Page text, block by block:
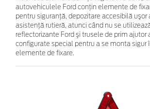
autovehiculele Ford conţin elemente de
pentru siguranţă, depozitare accesibilă uşor
asistenţă rutieră, atunci când nu se
reflectorizante Ford şi trusele de prim ajutor
configurate special pentru a se monta sigur
elemente de fixare.